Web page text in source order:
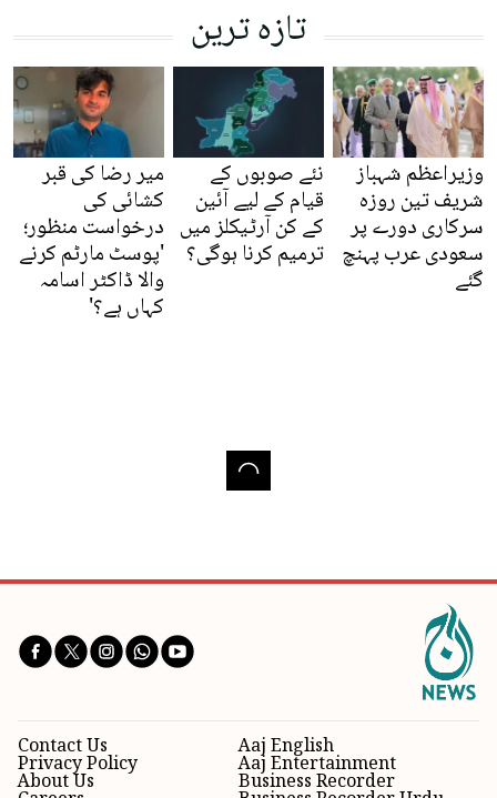
تازہ ترین
وزیراعظم شہباز
شریف تین روزہ
سرکاری دورے پر
سعودی عرب پہنچ
گئے
نئے صوبوں کے
قیام کے لیے آئین
کے کن آرٹیکلز میں
ترمیم کرنا ہوگی؟
میر رضا کی قبر
کشائی کی
درخواست منظور؛
'پوسٹ مارٹم کرنے
والا ڈاکٹر اسامہ
کہاں ہے؟'
Aaj English
Aaj Entertainment
Business Recorder
Contact Us
Privacy Policy
About Us